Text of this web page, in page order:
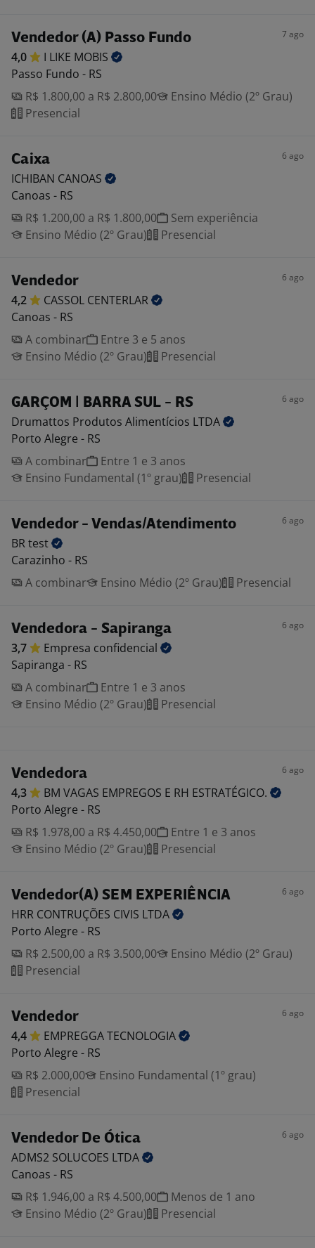
Vendedor (A) Passo Fundo 7 ago
4,0 I LIKE MOBIS
Passo Fundo - RS
R$ 1.800,00 a R$ 2.800,00
Ensino Médio (2º Grau)
Presencial
Caixa 6 ago
ICHIBAN CANOAS
Canoas - RS
R$ 1.200,00 a R$ 1.800,00
Sem experiência
Ensino Médio (2º Grau)
Presencial
Vendedor 6 ago
4,2 CASSOL CENTERLAR
Canoas - RS
A combinar
Entre 3 e 5 anos
Ensino Médio (2º Grau)
Presencial
GARÇOM | BARRA SUL - RS 6 ago
Drumattos Produtos Alimentícios LTDA
Porto Alegre - RS
A combinar
Entre 1 e 3 anos
Ensino Fundamental (1º grau)
Presencial
Vendedor - Vendas/Atendimento 6 ago
BRtest
Carazinho - RS
A combinar
Ensino Médio (2º Grau) Presencial
Vendedora - Sapiranga 6 ago
3,7 Empresa confidencial
Sapiranga - RS
A combinar
Entre 1 e 3 anos
Ensino Médio (2º Grau)
Presencial
Vendedora 6 ago
4,3 BM VAGAS EMPREGOS E RH ESTRATÉGICO.
Porto Alegre - RS
R$ 1.978,00 a R$ 4.450,00
Entre 1 e 3 anos
Ensino Médio (2º Grau)
Presencial
Vendedor(A) SEM EXPERIÊNCIA 6 ago
HRR CONTRUÇÕES CIVIS LTDA
Porto Alegre - RS
R$ 2.500,00 a R$ 3.500,00
Ensino Médio (2º Grau)
Presencial
Vendedor 6 ago
4,4 EMPREGGATECNOLOGIA
Porto Alegre - RS
R$ 2.000,00
Ensino Fundamental (1º grau)
Presencial
Vendedor De Ótica 6 ago
ADMS2 SOLUCOES LTDA
Canoas - RS
R$ 1.946,00 a R$ 4.500,00
Menos de 1 ano
Ensino Médio (2º Grau)
Presencial